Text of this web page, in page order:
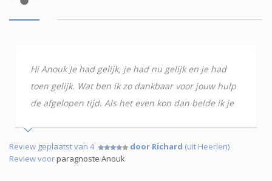
Hi Anouk Je had gelijk, je had nu gelijk en je had
toen gelijk. Wat ben ik zo dankbaar voor jouw hulp
de afgelopen tijd. Als het even kon dan belde ik je
Review geplaatst van 4 door Richard (uit Heerlen)
Review voorparagnoste Anouk